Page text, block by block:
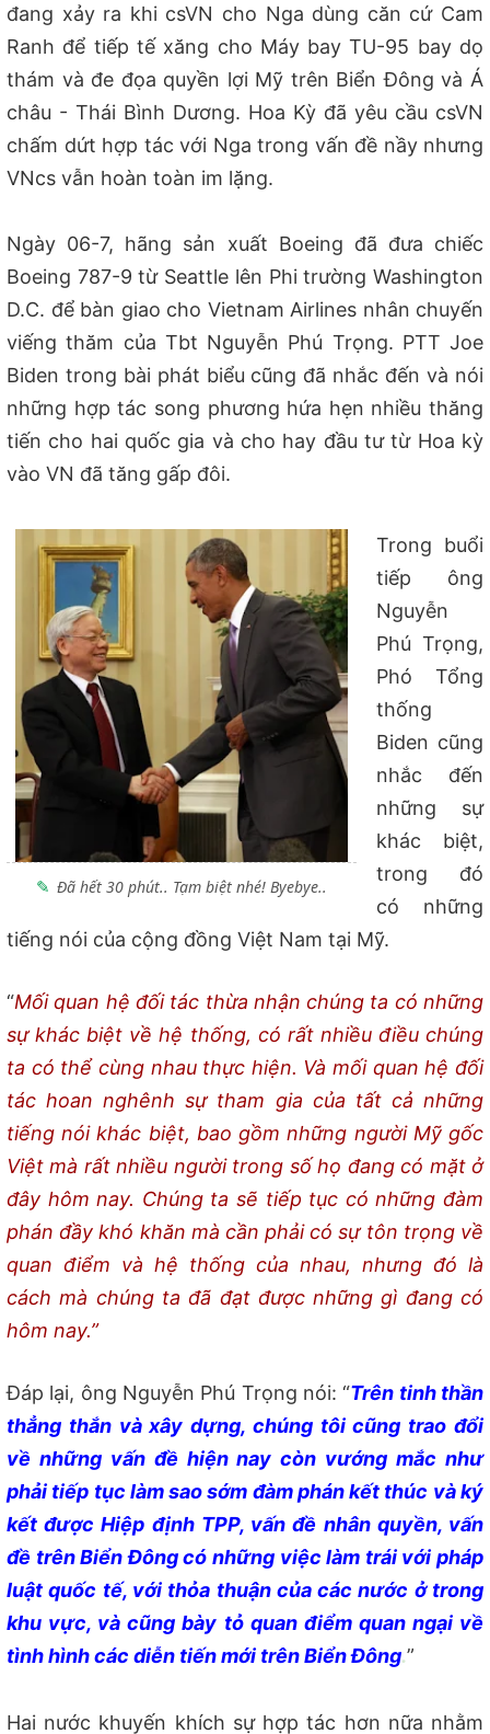
đang xảy ra khi csVN cho Nga dùng căn cứ Cam
Ranh để tiếp tế xăng cho Máy bay TU-95 bay dọ
thám và đe đọa quyền lợi Mỹ trên Biển Đông và Á
châu - Thái Bình Dương. Hoa Kỳ đã yêu cầu csVN
chấm dứt hợp tác với Nga trong vấn đề nầy nhưng
VNcs vẫn hoàn toàn im lặng.
Ngày 06-7, hãng sản xuất Boeing đã đưa chiếc
Boeing 787-9 từ Seattle lên Phi trường Washington
D.C. để bàn giao cho Vietnam Airlines nhân chuyến
viếng thăm của Tbt Nguyễn Phú Trọng. PTT Joe
Biden trong bài phát biểu cũng đã nhắc đến và nói
những hợp tác song phương hứa hẹn nhiều thăng
tiến cho hai quốc gia và cho hay đầu tư từ Hoa kỳ
vào VN đã tăng gấp đôi.
Đã hết 30 phút.. Tạm biệt nhé! Byebye..
Trong buổi
tiếp ông
Nguyễn
Phú Trọng,
Phó Tổng
thống
Biden cũng
nhắc đến
những sự
khác biệt,
trong đó
có những
tiếng nói của cộng đồng Việt Nam tại Mỹ.
“Mối quan hệ đối tác thừa nhận chúng ta có những
sự khác biệt về hệ thống, có rất nhiều điều chúng
ta có thể cùng nhau thực hiện. Và mối quan hệ đối
tác hoan nghênh sự tham gia của tất cả những
tiếng nói khác biệt, bao gồm những người Mỹ gốc
Việt mà rất nhiều người trong số họ đang có mặt ở
đây hôm nay. Chúng ta sẽ tiếp tục có những đàm
phán đầy khó khăn mà cần phải có sự tôn trọng về
quan điểm và hệ thống của nhau, nhưng đó là
cách mà chúng ta đã đạt được những gì đang có
hôm nay.”
Đáp lại, ông Nguyễn Phú Trọng nói: “Trên tinh thần
thẳng thắn và xây dựng, chúng tôi cũng trao đổi
về những vấn đề hiện nay còn vướng mắc như
phải tiếp tục làm sao sớm đàm phán kết thúc và ký
kết được Hiệp định TPP, vấn đề nhân quyền, vấn
đề trên Biển Đông có những việc làm trái với pháp
luật quốc tế, với thỏa thuận của các nước ở trong
khu vực, và cũng bày tỏ quan điểm quan ngại về
tình hình các diễn tiến mới trên Biển Đông.”
Hai nước khuyến khích sự hợp tác hơn nữa nhằm